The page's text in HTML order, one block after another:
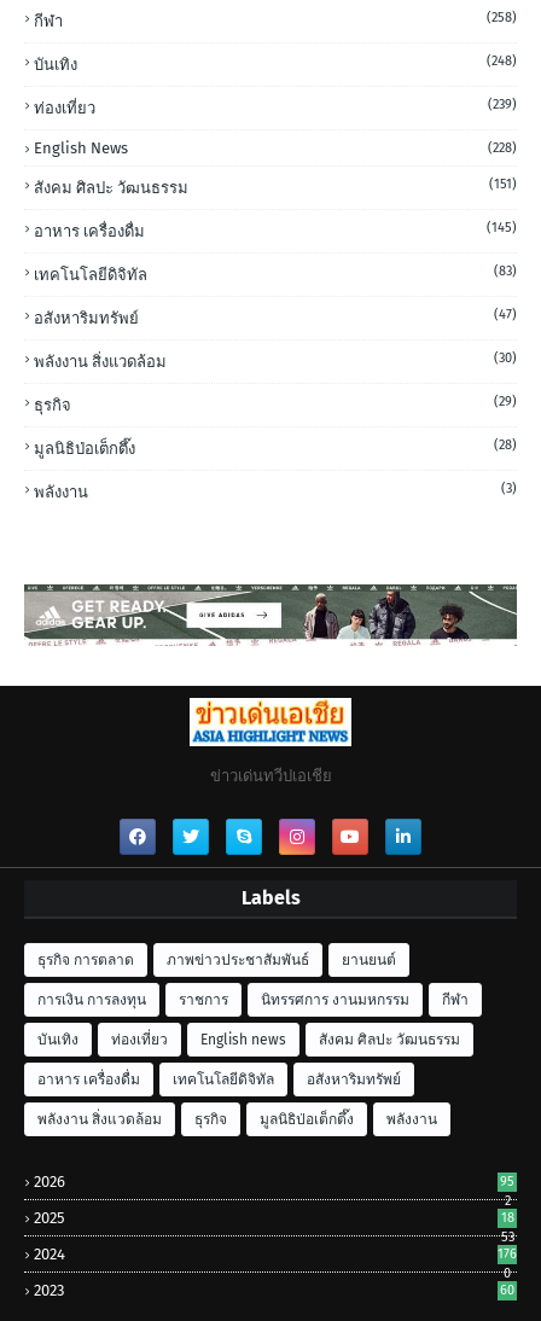
กีฬา (258)
บันเทิง (248)
ท่องเที่ยว (239)
English News (228)
สังคม ศิลปะ วัฒนธรรม (151)
อาหาร เครื่องดื่ม (145)
เทคโนโลยีดิจิทัล (83)
อสังหาริมทรัพย์ (47)
พลังงาน สิ่งแวดล้อม (30)
ธุรกิจ (29)
มูลนิธิป่อเต็กตึ๊ง (28)
พลังงาน (3)
ข่าวเด่นทวีปเอเชีย
Labels
ธุรกิจ การตลาด ภาพข่าวประชาสัมพันธ์ ยานยนต์
การเงิน การลงทุน ราชการ นิทรรศการ งานมหกรรม กีฬา
บันเทิง ท่องเที่ยว English news สังคม ศิลปะ วัฒนธรรม
อาหาร เครื่องดื่ม เทคโนโลยีดิจิทัล อสังหาริมทรัพย์
พลังงาน สิ่งแวดล้อม ธุรกิจ มูลนิธิป่อเต็กตึ๊ง พลังงาน
2026
95
2
2025
18
53
2024
176
0
2023 60